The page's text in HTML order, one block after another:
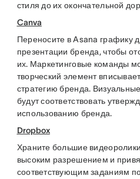
стиля до их окончательной
Canva
Переносите в Asana графику
презентации бренда, чтобы
их. Маркетинговые команды
творческий элемент
стратегию бренда.
будут соответствовать
использованию бренда.
Dropbox
Храните большие
высоким разрешением и
соответствующим заданиям